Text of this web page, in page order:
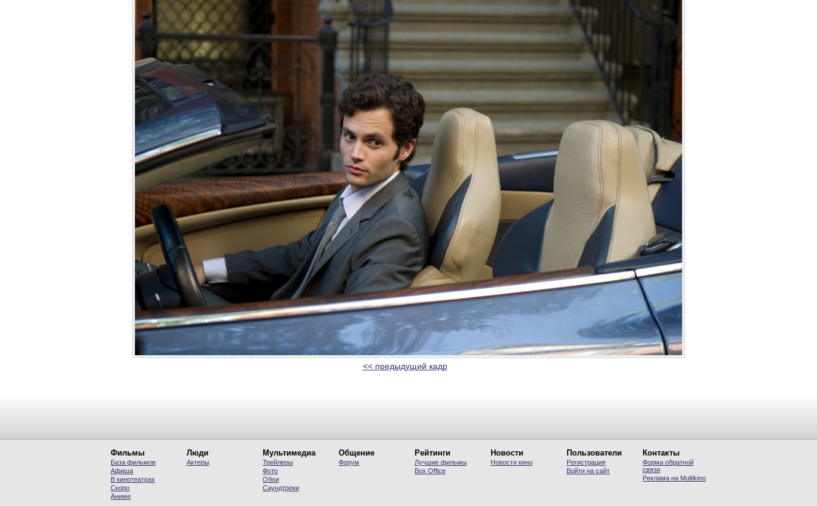
<< предыдущий кадр
Фильмы
База фильмов
Афиша
В кинотеатрах
Скоро
Аниме
Люди
Актеры
Мультимедиа
Трейлеры
Фото
Обои
Саундтреки
Общение
Форум
Рейтинги
Лучшие фильмы
Вох Office
Новости
Новости кино
Пользователи
Регистрация
Войти на сайт
Контакты
Форма обратной
связи
Реклама на Multikino